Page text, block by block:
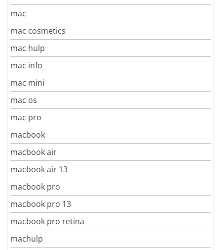
mac
mac cosmetics
mac hulp
mac info
mac mini
mac os
mac pro
macbook
macbook air
macbook air 13
macbook pro
macbook pro 13
macbook pro retina
machulp